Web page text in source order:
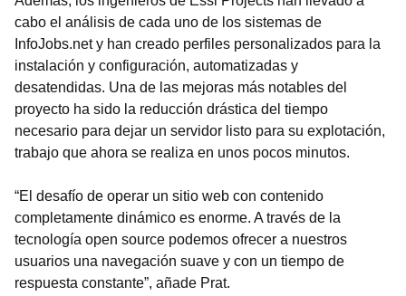
cabo el análisis de cada uno de los sistemas de
InfoJobs.net y han creado perfiles personalizados para la
instalación y configuración, automatizadas y
desatendidas. Una de las mejoras más notables del
proyecto ha sido la reducción drástica del tiempo
necesario para dejar un servidor listo para su explotación,
trabajo que ahora se realiza en unos pocos minutos.
“El desafío de operar un sitio web con contenido
completamente dinámico es enorme. A través de la
tecnología open source podemos ofrecer a nuestros
usuarios una navegación suave y con un tiempo de
respuesta constante”, añade Prat.